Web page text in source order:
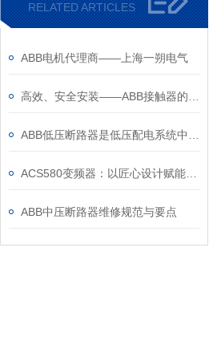
RELATED ARTICLES
ABB电机代理商——上海一朔电气
ABB中压断路器维修规范与要点